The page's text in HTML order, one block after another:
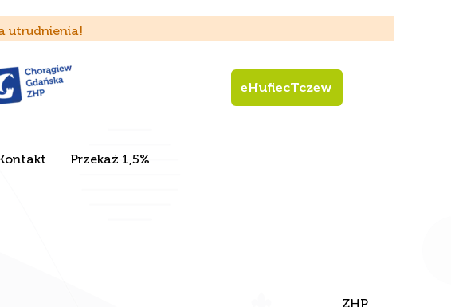
utrudnienia!
eHufiecTczew
Przekaż 1,5%
ZHP